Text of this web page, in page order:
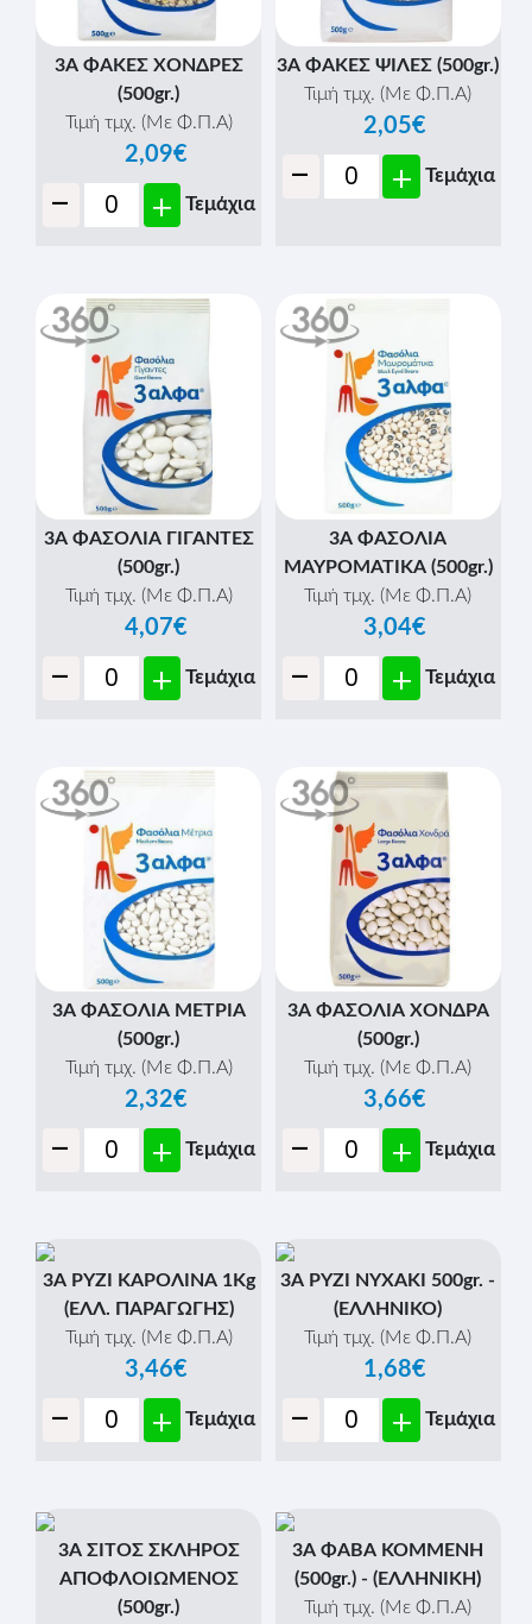
3Α ΦΑΚΕΣ ΧΟΝΔΡΕΣ
(500gr.)
Τιμή τμχ. (Με Φ.Π.Α)
2,09€
- + Τεμάχια
3Α ΦΑΚΕΣ ΨΙΛΕΣ (500gr.)
Τιμή τμχ. (Με Φ.Π.Α)
2,05€
- + Τεμάχια
3Α ΦΑΣΟΛΙΑ ΓΙΓΑΝΤΕΣ
(500gr.)
Τιμή τμχ. (Με Φ.Π.Α)
4,07€
- + Τεμάχια
3Α ΦΑΣΟΛΙΑ
ΜΑΥΡΟΜΑΤΙΚΑ (500gr.)
Τιμή τμχ. (Με Φ.Π.Α)
3,04€
- + Τεμάχια
3Α ΦΑΣΟΛΙΑ ΜΕΤΡΙΑ
(500gr.)
Τιμή τμχ. (Με Φ.Π.Α)
2,32€
- + Τεμάχια
3Α ΦΑΣΟΛΙΑ ΧΟΝΔΡΑ
(500gr.)
Τιμή τμχ. (Με Φ.Π.Α)
3,66€
- + Τεμάχια
3Α ΡΥΖΙ ΚΑΡΟΛΙΝΑ 1Κg
(ΕΛΛ. ΠΑΡΑΓΩΓΗΣ)
Τιμή τμχ. (Με Φ.Π.Α)
3,46€
- + Τεμάχια
3Α ΡΥΖΙ ΝΥΧΑΚΙ 500gr. -
(ΕΛΛΗΝΙΚΟ)
Τιμή τμχ. (Με Φ.Π.Α)
1,68€
- + Τεμάχια
3Α ΣΙΤΟΣ ΣΚΛΗΡΟΣ
ΑΠΟΦΛOIΩΜΕΝΟΣ
(500gr.)
3Α ΦΑΒΑ ΚΟΜΜΕΝΗ
(500gr.) - (ΕΛΛΗΝΙΚΗ)
Τιμή τμχ. (Με Φ.Π.Α)